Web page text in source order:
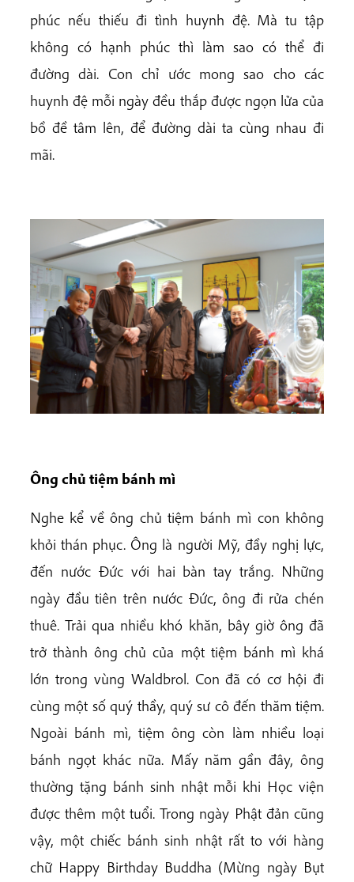
phúc nếu thiếu đi tình huynh đệ. Mà tu tập
không có hạnh phúc thì làm sao có thể đi
đường dài. Con chỉ ước mong sao cho các
huynh đệ mỗi ngày đều thắp được ngọn lửa của
bồ đề tâm lên, để đường dài ta cùng nhau đi
mãi.
Ông chủ tiệm bánh mì
Nghe kể về ông chủ tiệm bánh mì con không
khỏi thán phục. Ông là người Mỹ, đầy nghị lực,
đến nước Đức với hai bàn tay trắng. Những
ngày đầu tiên trên nước Đức, ông đi rửa chén
thuê. Trải qua nhiều khó khăn, bây giờ ông đã
trở thành ông chủ của một tiệm bánh mì khá
lớn trong vùng Waldbrol. Con đã có cơ hội đi
cùng một số quý thầy, quý sư cô đến thăm tiệm.
Ngoài bánh mì, tiệm ông còn làm nhiều loại
bánh ngọt khác nữa. Mấy năm gần đây, ông
thường tặng bánh sinh nhật mỗi khi Học viện
được thêm một tuổi. Trong ngày Phật đản cũng
vậy, một chiếc bánh sinh nhật rất to với hàng
chữ Happy Birthday Buddha (Mừng ngày Bụt